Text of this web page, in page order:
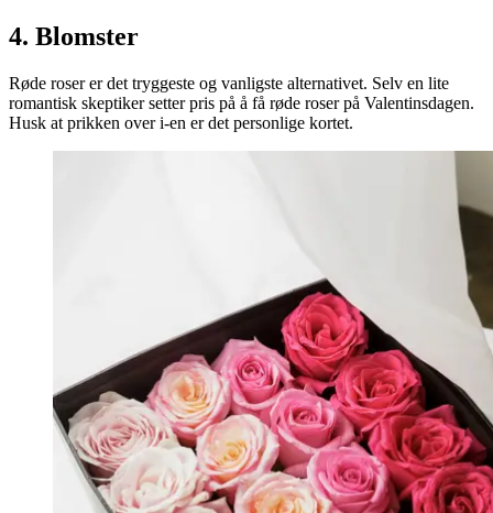
4. Blomster
Røde roser er det tryggeste og vanligste alternativet. Selv en lite
romantisk skeptiker setter pris på å få røde roser på Valentinsdagen.
Husk at prikken over i-en er det personlige kortet.